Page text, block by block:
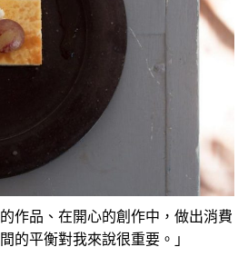
作品、在開心的創作中，做出消費
的平衡對我來說很重要。」